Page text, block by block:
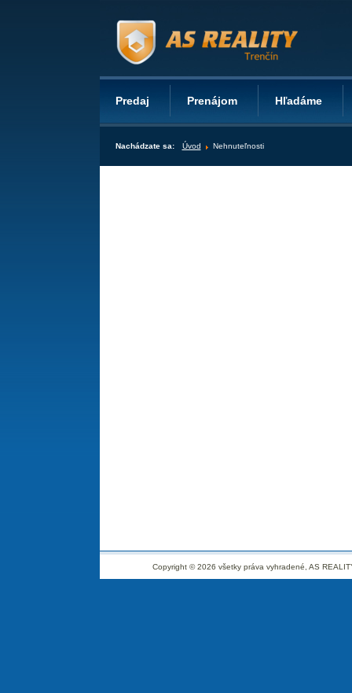
Predaj Prenájom Hľadáme
Nachádzate sa: Úvod Nehnuteľnosti
Copyright © 2026 všetky práva vyhradené, AS